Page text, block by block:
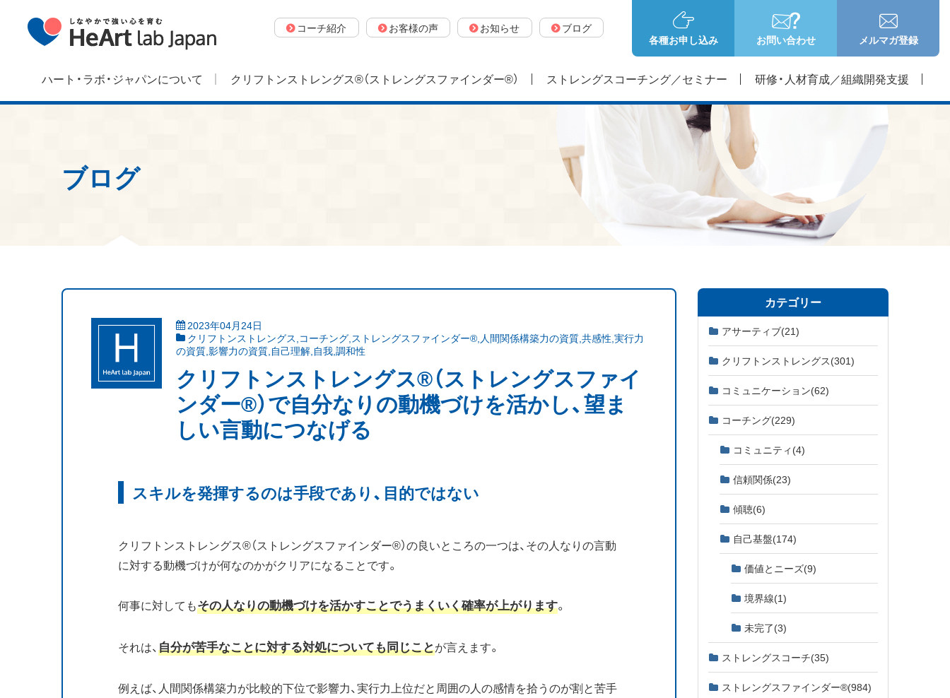
各種お申し込み お問い合わせ メルマガ登録
コーチ紹介 お客様の声 お知らせ ブログ
ハート・ラボ・ジャパンについて クリフトンストレングス®（ストレングスファインダー®） ストレングスコーチング／セミナー 研修・人材育成／組織開発支援
ブログ
2023年04月24日
クリフトンストレングス,コーチング,ストレングスファインダー®,人間関係構築力の資質,共感性,実行力
の資質,影響力の資質,自己理解,自我,調和性
クリフトンストレングス®（ストレングスファイ
ンダー®）で自分なりの動機づけを活かし、望ま
しい言動につなげる
スキルを発揮するのは手段であり、目的ではない
クリフトンストレングス®（ストレングスファインダー®）の良いところの一つは、その人なりの言動
に対する動機づけが何なのかがクリアになることです。
何事に対してもその人なりの動機づけを活かすことでうまくいく確率が上がります。
それは、自分が苦手なことに対する対処についても同じことが言えます。
例えば、人間関係構築力が比較的下位で影響力、実行力上位だと周囲の人の感情を拾うのが割と苦手
カテゴリー
アサーティブ(21)
クリフトンストレングス(301)
コミュニケーション(62)
コーチング(229)
コミュニティ (4)
信頼関係(23)
傾聴(6)
自己基盤(174)
価値とニーズ(9)
境界線(1)
未完了(3)
ストレングスコーチ(35)
ストレングスファインダー®(984)